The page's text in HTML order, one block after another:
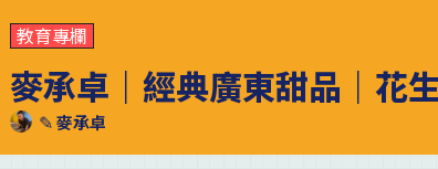
教育專欄
麥承卓｜經典廣東甜品｜花
✎麥承卓